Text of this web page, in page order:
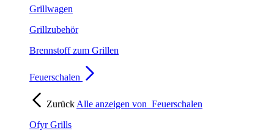
Grillwagen
Grillzubehör
Brennstoff zum Grillen
Feuerschalen
Zurück Alle anzeigen von Feuerschalen
Ofyr Grills